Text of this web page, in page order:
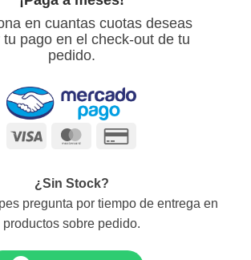
en cuantas cuotas deseas
tu pago en el check-out de tu
pedido.
Visa MasterCard
¿Sin Stock?
pregunta por tiempo de entrega en
productos sobre pedido.